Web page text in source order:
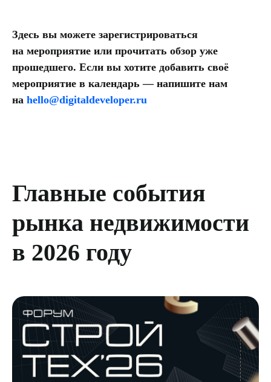
Здесь вы можете зарегистрироваться
на мероприятие или прочитать обзор уже
прошедшего. Если вы хотите добавить своё
мероприятие в календарь — напишите нам
на hello@digitaldeveloper.ru
Главные события
рынка недвижимости
в 2026 году